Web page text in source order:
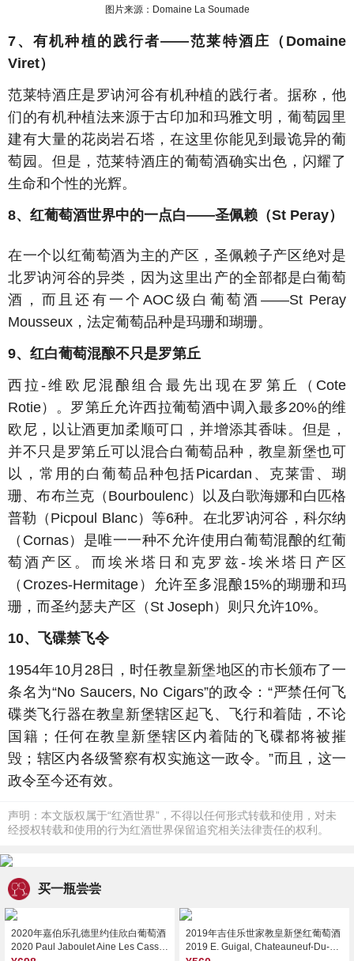
图片来源：Domaine La Soumade
7、有机种植的践行者——范莱特酒庄（Domaine
Viret）
范莱特酒庄是罗讷河谷有机种植的践行者。据称，他
们的有机种植法来源于古印加和玛雅文明，葡萄园里
建有大量的花岗岩石塔，在这里你能见到最诡异的葡
萄园。但是，范莱特酒庄的葡萄酒确实出色，闪耀了
生命和个性的光辉。
8、红葡萄酒世界中的一点白——圣佩赖（St Peray）
在一个以红葡萄酒为主的产区，圣佩赖子产区绝对是
北罗讷河谷的异类，因为这里出产的全部都是白葡萄
酒，而且还有一个AOC级白葡萄酒——St Peray
Mousseux，法定葡萄品种是玛珊和瑚珊。
9、红白葡萄混酿不只是罗第丘
西拉-维欧尼混酿组合最先出现在罗第丘（Cote
Rotie）。罗第丘允许西拉葡萄酒中调入最多20%的维
欧尼，以让酒更加柔顺可口，并增添其香味。但是，
并不只是罗第丘可以混合白葡萄品种，教皇新堡也可
以，常用的白葡萄品种包括Picardan、克莱雷、瑚
珊、布布兰克（Bourboulenc）以及白歌海娜和白匹格
普勒（Picpoul Blanc）等6种。在北罗讷河谷，科尔纳
（Cornas）是唯一一种不允许使用白葡萄混酿的红葡
萄酒产区。而埃米塔日和克罗兹-埃米塔日产区
（Crozes-Hermitage）允许至多混酿15%的瑚珊和玛
珊，而圣约瑟夫产区（St Joseph）则只允许10%。
10、飞碟禁飞令
1954年10月28日，时任教皇新堡地区的市长颁布了一
条名为“No Saucers, No Cigars”的政令：“严禁任何飞
碟类飞行器在教皇新堡辖区起飞、飞行和着陆，不论
国籍；任何在教皇新堡辖区内着陆的飞碟都将被摧
毁；辖区内各级警察有权实施这一政令。”而且，这一
政令至今还有效。
声明：本文版权属于“红酒世界”，不得以任何形式转载和使用，对未
经授权转载和使用的行为红酒世界保留追究相关法律责任的权利。
买一瓶尝尝
2020年嘉伯乐孔德里约佳欣白葡萄酒
2020 Paul Jaboulet Aine Les Cassines, Condrieu, France
2019年吉佳乐世家教皇新堡红葡萄酒
2019 E. Guigal, Chateauneuf-Du-Pape, France